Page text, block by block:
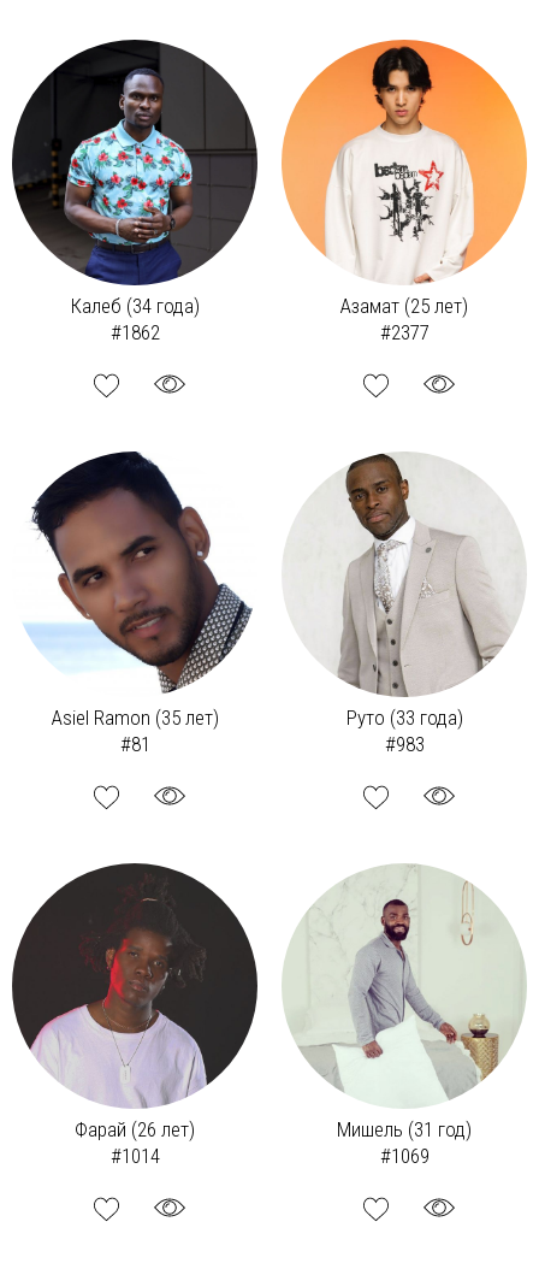
Калеб (34 года)
#1862
Азамат (25 лет)
#2377
Asiel Ramon (35 лет)
#81
Руто (33 года)
#983
Фарай (26 лет)
#1014
Мишель (31 год)
#1069